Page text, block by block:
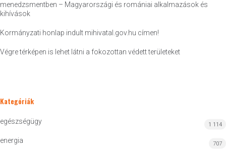
menedzsmentben – Magyarországi és romániai alkalmazások és
kihívások
Kormányzati honlap indult mihivatal.gov.hu címen!
Végre térképen is lehet látni a fokozottan védett területeket
Kategóriák
egészségügy 1 114
energia 707